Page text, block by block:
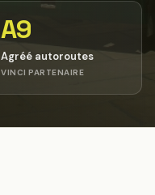
A9
Agréé autoroutes
VINCI PARTENAIRE